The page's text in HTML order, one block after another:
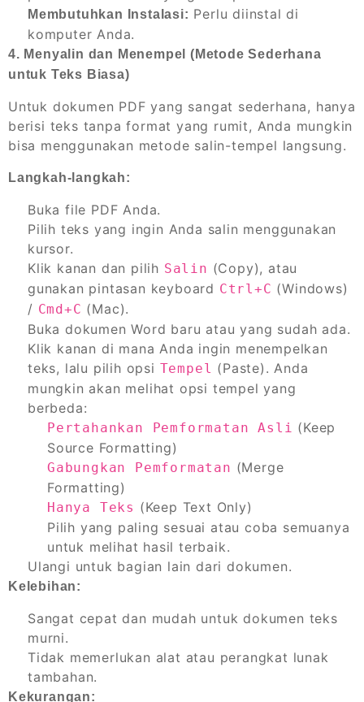
Membutuhkan Instalasi: Perlu diinstal di
komputer Anda.
4. Menyalin dan Menempel (Metode Sederhana
untuk Teks Biasa)
Untuk dokumen PDF yang sangat sederhana, hanya
berisi teks tanpa format yang rumit, Anda mungkin
bisa menggunakan metode salin-tempel langsung.
Langkah-langkah:
Buka file PDF Anda.
Pilih teks yang ingin Anda salin menggunakan
kursor.
Klik kanan dan pilih Salin (Copy), atau
gunakan pintasan keyboard Ctrl+C (Windows)
/ Cmd+C (Mac).
Buka dokumen Word baru atau yang sudah ada.
Klik kanan di mana Anda ingin menempelkan
teks, lalu pilih opsi Tempel (Paste). Anda
mungkin akan melihat opsi tempel yang
berbeda:
Pertahankan Pemformatan Asli (Keep
Source Formatting)
Gabungkan Pemformatan (Merge
Formatting)
Hanya Teks (Keep Text Only)
Pilih yang paling sesuai atau coba semuanya
untuk melihat hasil terbaik.
Ulangi untuk bagian lain dari dokumen.
Kelebihan:
Sangat cepat dan mudah untuk dokumen teks
murni.
Tidak memerlukan alat atau perangkat lunak
tambahan.
Kekurangan: